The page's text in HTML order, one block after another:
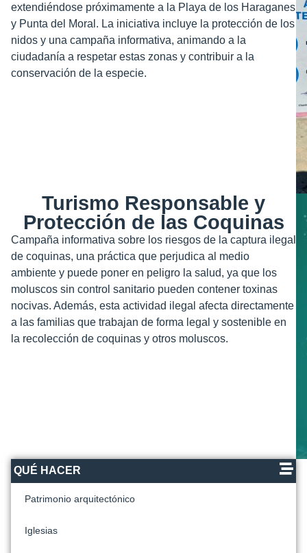
extendiéndose próximamente a la Playa de los Haraganes
y Punta del Moral. La iniciativa incluye la protección de los
nidos y una campaña informativa, animando a la
ciudadanía a respetar estas zonas y contribuir a la
conservación de la especie.
Turismo Responsable y
Protección de las Coquinas
Campaña informativa sobre los riesgos de la captura ilegal
de coquinas, una práctica que perjudica al medio
ambiente y puede poner en peligro la salud, ya que los
moluscos sin control sanitario pueden contener toxinas
nocivas. Además, esta actividad ilegal afecta directamente
a las familias que trabajan de forma legal y sostenible en
la recolección de coquinas y otros moluscos.
QUÉ HACER
Patrimonio arquitectónico
Iglesias